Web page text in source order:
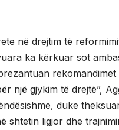
në drejtim të
ka kërkuar sot
një gjykim të drejtë”,
duke
shtetin ligjor dhe